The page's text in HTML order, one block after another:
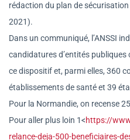
rédaction du plan de
2021).
Dans un communiqué, l’ANSSI
candidatures d’entités
ce dispositif et, parmi elles, 360
établissements de santé et 39
Pour la Normandie, on recense
Pour aller plus loin 1<https://
relance-deja-500-beneficiaires-